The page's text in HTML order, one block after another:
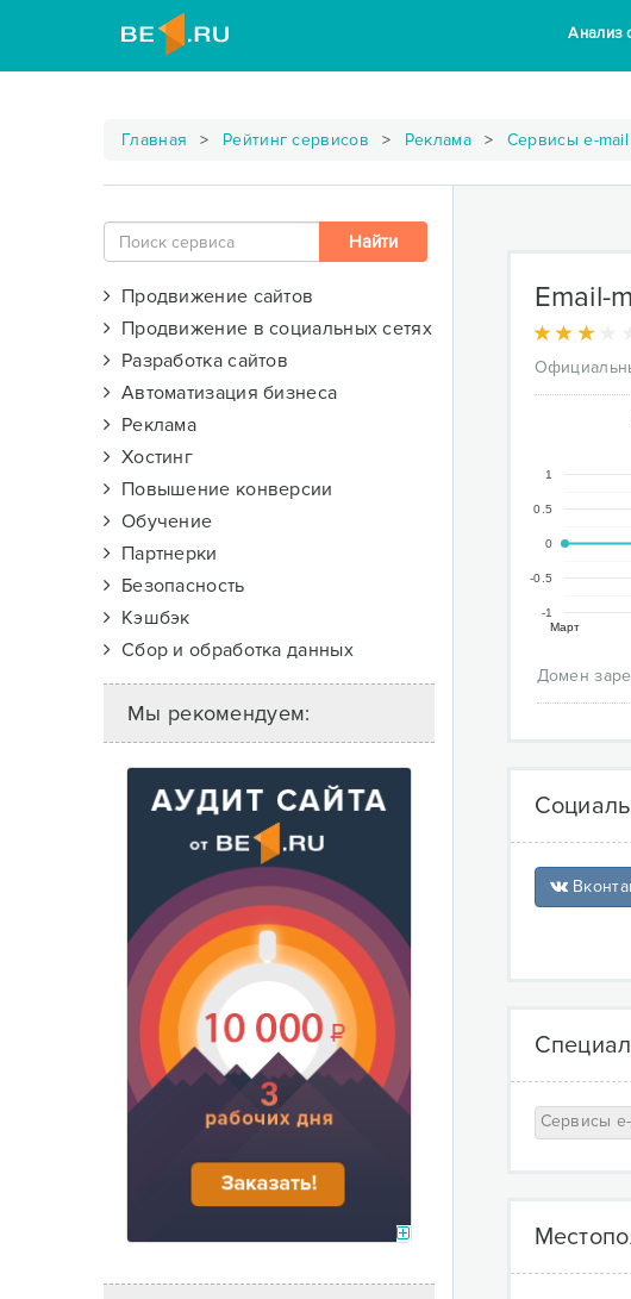
Анализ
Главная Рейтинг сервисов Реклама Сервисы e-
Продвижение сайтов
Продвижение в социальных сетях
Разработка сайтов
Автоматизация бизнеса
Реклама
Хостинг
Повышение конверсии
Обучение
Партнерки
Безопасность
Кэшбэк
Сбор и обработка данных
Мы рекомендуем:
Email-
Март
-1
-0.5
0
0.5
1
Домен
Сервисы